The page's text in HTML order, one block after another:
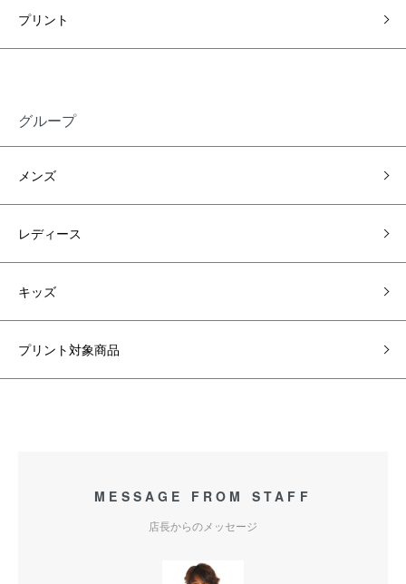
プリント
グループ
メンズ
レディース
キッズ
プリント対象商品
MESSAGE FROM STAFF
店長からのメッセージ